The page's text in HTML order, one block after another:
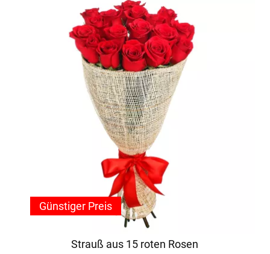
Strauß aus 15 roten Rosen
Günstiger Preis